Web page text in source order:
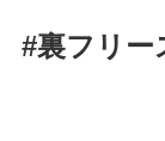
#裏フリー